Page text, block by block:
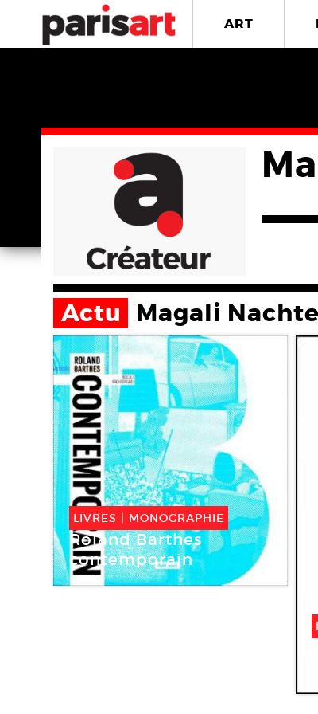
ART
Actu Magali
LIVRES | MONOGRAPHIE
Roland Barthes
contemporain